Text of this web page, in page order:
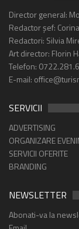
Director general:
Redactor șef:
Redactori: Silvia
Art director: Florin
Telefon:
E-mail:
SERVICII
ADVERTISING
ORGANIZARE
SERVICII OFERITE
BRANDING
NEWSLETTER
Abonati-va la